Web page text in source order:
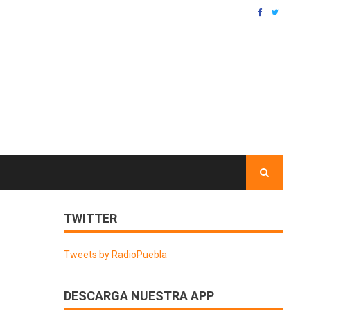
TWITTER
Tweets by RadioPuebla
DESCARGA NUESTRA APP